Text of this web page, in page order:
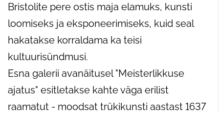
Bristolite pere ostis maja elamuks, kunsti
loomiseks ja eksponeerimiseks, kuid seal
hakatakse korraldama ka teisi
kultuurisündmusi.
Esna galerii avanäitusel "Meisterlikkuse
ajatus" esitletakse kahte väga erilist
raamatut - moodsat trükikunsti aastast 1637